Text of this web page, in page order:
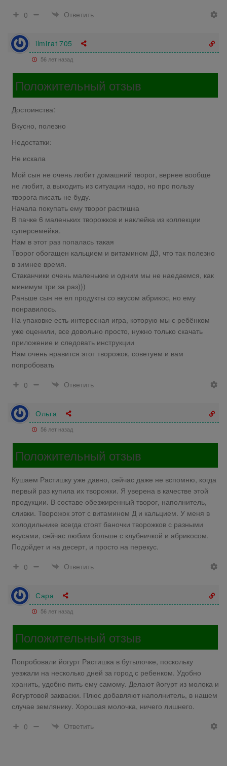
0
Ответить
ilmira1705
56 лет назад
Положительный отзыв
Достоинства:
Вкусно, полезно
Недостатки:
Не искала
Мой сын не очень любит домашний творог, вернее вообще
не любит, а выходить из ситуации надо, но про пользу
творога писать не буду.
Начала покупать ему творог растишка
В пачке 6 маленьких творожков и наклейка из коллекции
суперсемейка.
Нам в этот раз попалась такая
Творог обогащен кальцием и витамином Д3, что так полезно
в зимнее время.
Стаканчики очень маленькие и одним мы не наедаемся, как
минимум три за раз)))
Раньше сын не ел продукты со вкусом абрикос, но ему
понравилось.
На упаковке есть интересная игра, которую мы с ребёнком
уже оценили, все довольно просто, нужно только скачать
приложение и следовать инструкции
Нам очень нравится этот творожок, советуем и вам
попробовать
0
Ответить
Ольга
56 лет назад
Положительный отзыв
Кушаем Растишку уже давно, сейчас даже не вспомню, когда
первый раз купила их творожки. Я уверена в качестве этой
продукции. В составе обезжиренный творог, наполнитель,
сливки. Творожок этот с витамином Д и кальцием. У меня в
холодильнике всегда стоят баночки творожков с разными
вкусами, сейчас любим больше с клубничкой и абрикосом.
Подойдет и на десерт, и просто на перекус.
0
Ответить
Сара
56 лет назад
Положительный отзыв
Попробовали йогурт Растишка в бутылочке, поскольку
уезжали на несколько дней за город с ребенком. Удобно
хранить, удобно пить ему самому. Делают йогурт из молока и
йогуртовой закваски. Плюс добавляют наполнитель, в нашем
случае землянику. Хорошая молочка, ничего лишнего.
0
Ответить